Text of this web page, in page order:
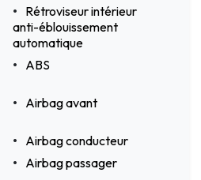
Rétroviseur intérieur
anti-éblouissement
automatique
ABS
Airbag avant
Airbag conducteur
Airbag passager